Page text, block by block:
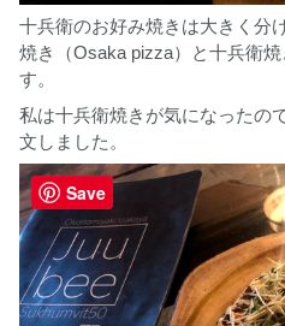
十兵衛のお好み焼きは大きく分
焼き（Osaka pizza）と十兵衛
す。
私は十兵衛焼きが気になったの
文しました。
Save